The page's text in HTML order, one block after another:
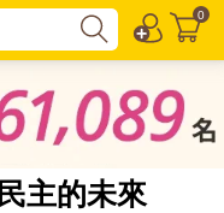
0
主的未來